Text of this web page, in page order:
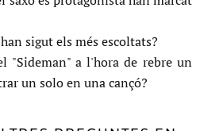
sigut els més escoltats?
"Sideman" a l'hora de rebre un
un solo en una cançó?